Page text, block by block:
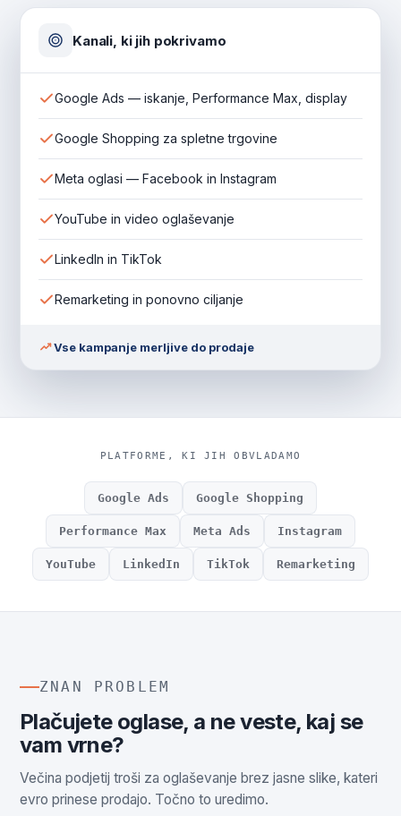
Kanali, ki jih pokrivamo
Google Ads — iskanje, Performance Max, display
Google Shopping za spletne trgovine
Meta oglasi — Facebook in Instagram
YouTube in video oglaševanje
LinkedIn in TikTok
Remarketing in ponovno ciljanje
Vse kampanje merljive do prodaje
PLATFORME, KI JIH OBVLADAMO
Google Ads Google Shopping
Performance Max Meta Ads Instagram
YouTube LinkedIn TikTok Remarketing
ZNAN PROBLEM
Plačujete oglase, a ne veste, kaj se
vam vrne?
Večina podjetij troši za oglaševanje brez jasne slike, kateri
evro prinese prodajo. Točno to uredimo.